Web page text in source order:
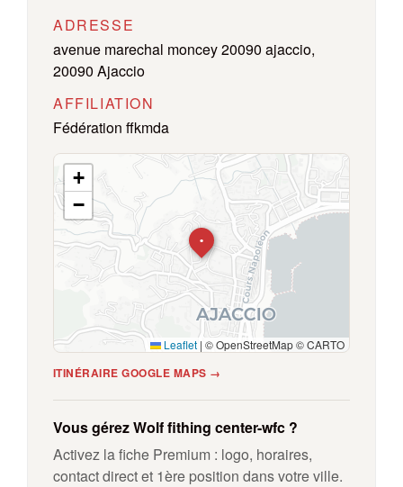
ADRESSE
avenue marechal moncey 20090 ajaccio,
20090 Ajaccio
AFFILIATION
Fédération ffkmda
•
+
−
Leaflet | © OpenStreetMap © CARTO
ITINÉRAIRE GOOGLE MAPS →
Vous gérez Wolf fithing center-wfc ?
Activez la fiche Premium : logo, horaires,
contact direct et 1ère position dans votre ville.